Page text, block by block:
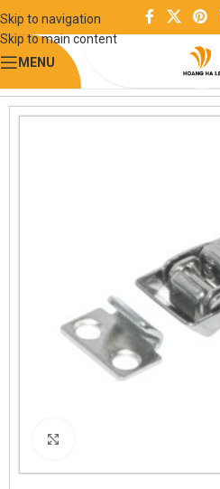
Skip to navigation
Skip to main content
MENU
Trang chủ
Kết cấu khung công